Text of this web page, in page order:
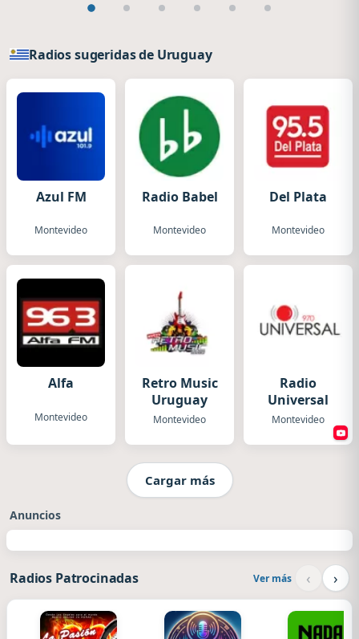
Radios sugeridas de Uruguay
Azul FM
Montevideo
Radio Babel
Montevideo
Del Plata
Montevideo
Alfa
Montevideo
Retro Music
Uruguay
Montevideo
Radio
Universal
Montevideo
Cargar más
Anuncios
Radios Patrocinadas Ver más ‹ ›